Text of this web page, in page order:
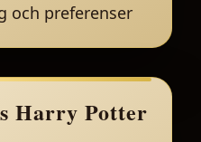
och preferenser
Harry Potter